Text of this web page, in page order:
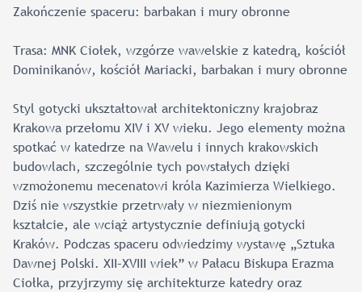
Zakończenie spaceru: barbakan i mury obronne
Trasa: MNK Ciołek, wzgórze wawelskie z katedrą, kościół
Dominikanów, kościół Mariacki, barbakan i mury obronne
Styl gotycki ukształtował architektoniczny krajobraz
Krakowa przełomu XIV i XV wieku. Jego elementy można
spotkać w katedrze na Wawelu i innych krakowskich
budowlach, szczególnie tych powstałych dzięki
wzmożonemu mecenatowi króla Kazimierza Wielkiego.
Dziś nie wszystkie przetrwały w niezmienionym
kształcie, ale wciąż artystycznie definiują gotycki
Kraków. Podczas spaceru odwiedzimy wystawę „Sztuka
Dawnej Polski. XII–XVIII wiek” w Pałacu Biskupa Erazma
Ciołka, przyjrzymy się architekturze katedry oraz